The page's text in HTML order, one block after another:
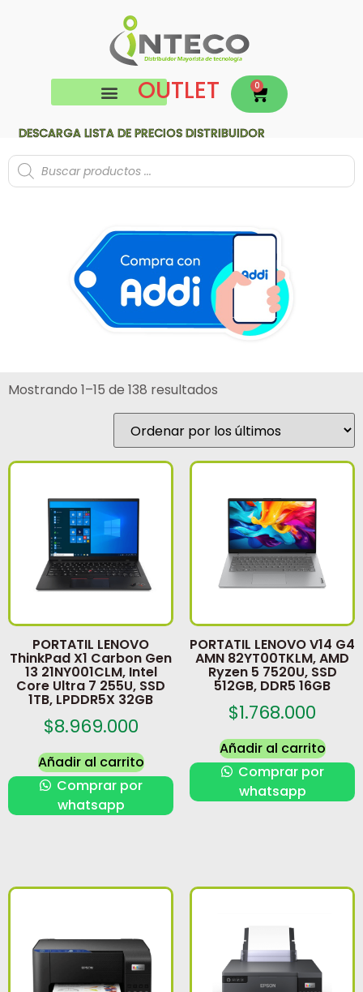
OUTLET 0
DESCARGA LISTA DE PRECIOS DISTRIBUIDOR
Mostrando 1–15 de 138 resultados
PORTATIL LENOVO
ThinkPad X1 Carbon Gen
13 21NY001CLM, Intel
Core Ultra 7 255U, SSD
1TB, LPDDR5X 32GB
$8.969.000
Añadir al carrito
Comprar por
whatsapp
PORTATIL LENOVO V14 G4
AMN 82YT00TKLM, AMD
Ryzen 5 7520U, SSD
512GB, DDR5 16GB
$1.768.000
Añadir al carrito
Comprar por
whatsapp